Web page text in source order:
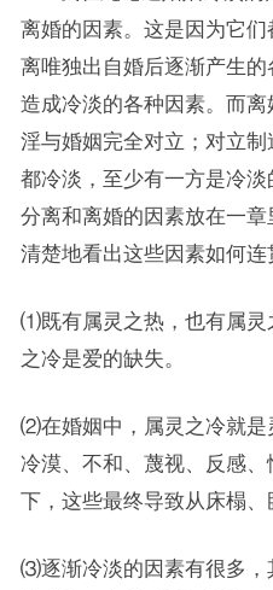
离婚的因素。这是因为它
离唯独出自婚后逐渐产生
造成冷淡的各种因素。而
淫与婚姻完全对立；对立
都冷淡，至少有一方是冷淡
分离和离婚的因素放在一
清楚地看出这些因素如何连
⑴既有属灵之热，也有属灵
之冷是爱的缺失。
⑵在婚姻中，属灵之冷就是
冷漠、不和、蔑视、反感
下，这些最终导致从床榻、
⑶逐渐冷淡的因素有很多，